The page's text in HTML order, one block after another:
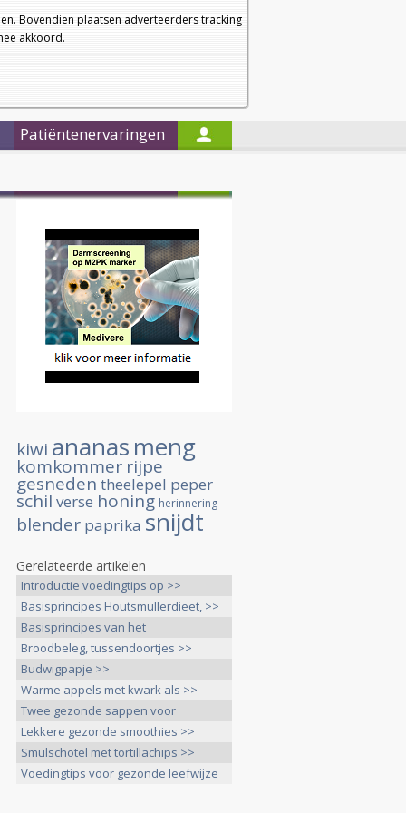
Bovendien plaatsen adverteerders tracking
akkoord.
a
a
Nieuwsbrief
Startpagina
Patiëntenervaringen
kiwi ananasmeng
komkommer rijpe
gesneden theelepel peper
schil verse honing herinnering
blender paprika snijdt
Gerelateerde artikelen
Introductie voedingtips op >>
Basisprincipes Houtsmullerdieet, >>
Basisprincipes van het
Houtsmullerdieet >>
Broodbeleg, tussendoortjes >>
Budwigpapje >>
Warme appels met kwark als >>
Twee gezonde sappen voor
tussendoor >>
Lekkere gezonde smoothies >>
Smulschotel met tortillachips >>
Voedingtips voor gezonde leefwijze